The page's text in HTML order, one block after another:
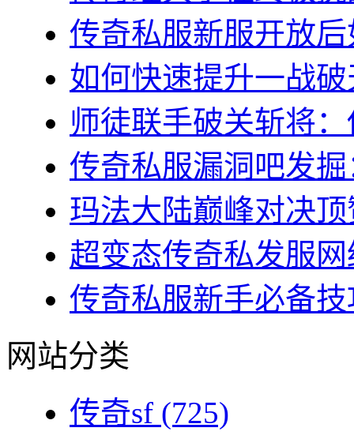
传奇私服新服开放
如何快速提升一战
师徒联手破关斩将
传奇私服漏洞吧发
玛法大陆巅峰对决
超变态传奇私发服
传奇私服新手必备
网站分类
传奇sf (725)